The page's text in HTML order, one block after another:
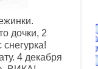
дочки, 2
4 декабря